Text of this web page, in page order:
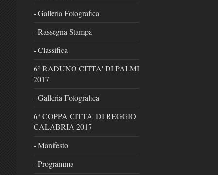
- Galleria Fotografica
- Rassegna Stampa
- Classifica
6° RADUNO CITTA' DI PALMI
2017
- Galleria Fotografica
6° COPPA CITTA' DI REGGIO
CALABRIA 2017
- Manifesto
- Programma